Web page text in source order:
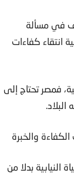
في مسألة
انتقاء كفاءات
فمصر تحتاج إلى
والخبرة
النيابية بدلا من